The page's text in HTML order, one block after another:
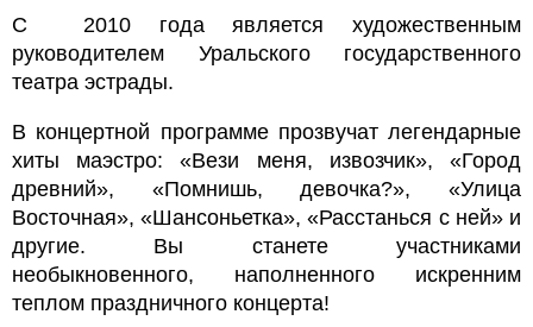
С 2010 года является художественным
руководителем Уральского государственного
театра эстрады.
В концертной программе прозвучат легендарные
хиты маэстро: «Вези меня, извозчик», «Город
древний», «Помнишь, девочка?», «Улица
Восточная», «Шансоньетка», «Расстанься с ней» и
другие. Вы станете участниками
необыкновенного, наполненного искренним
теплом праздничного концерта!